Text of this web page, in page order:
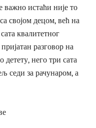
истаћи није то
својом децом, већ на
квалитетног
разговор на
детету, него три сата
седи за рачунаром, а